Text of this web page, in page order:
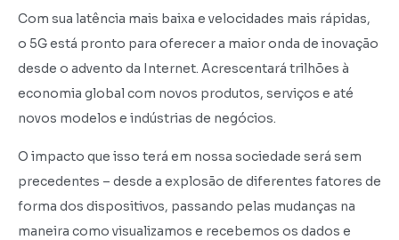
Com sua latência mais baixa e velocidades mais rápidas,
o 5G está pronto para oferecer a maior onda de inovação
desde o advento da Internet. Acrescentará trilhões à
economia global com novos produtos, serviços e até
novos modelos e indústrias de negócios.
O impacto que isso terá em nossa sociedade será sem
precedentes – desde a explosão de diferentes fatores de
forma dos dispositivos, passando pelas mudanças na
maneira como visualizamos e recebemos os dados e